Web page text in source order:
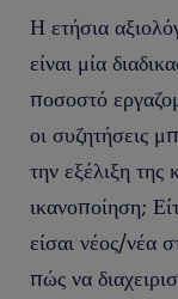
Η ετήσια
είναι μία
ποσοστό
οι συζητήσεις
την εξέλιξη της
ικανοποίηση;
είσαι νέος/νέα
πώς να